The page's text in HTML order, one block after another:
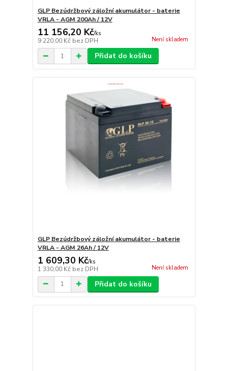
GLP Bezúdržbový záložní akumulátor - baterie
VRLA - AGM 200Ah / 12V
11 156,20 Kč/ks
9 220,00 Kč bez DPH Není skladem
Přidat do košíku
GLP Bezúdržbový záložní akumulátor - baterie
VRLA - AGM 26Ah / 12V
1 609,30 Kč/ks
1 330,00 Kč bez DPH Není skladem
Přidat do košíku